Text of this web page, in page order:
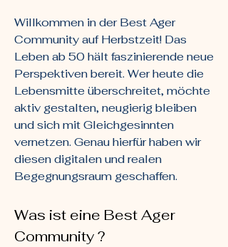
Willkommen in der Best Ager
Community auf Herbstzeit! Das
Leben ab 50 hält faszinierende neue
Perspektiven bereit. Wer heute die
Lebensmitte überschreitet, möchte
aktiv gestalten, neugierig bleiben
und sich mit Gleichgesinnten
vernetzen. Genau hierfür haben wir
diesen digitalen und realen
Begegnungsraum geschaffen.
Was ist eine Best Ager
Community ?